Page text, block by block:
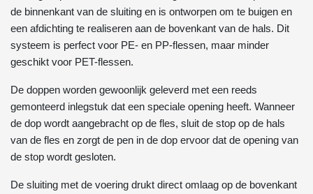
de binnenkant van de sluiting en is ontworpen om te buigen en
een afdichting te realiseren aan de bovenkant van de hals. Dit
systeem is perfect voor PE- en PP-flessen, maar minder
geschikt voor PET-flessen.
De doppen worden gewoonlijk geleverd met een reeds
gemonteerd inlegstuk dat een speciale opening heeft. Wanneer
de dop wordt aangebracht op de fles, sluit de stop op de hals
van de fles en zorgt de pen in de dop ervoor dat de opening van
de stop wordt gesloten.
De sluiting met de voering drukt direct omlaag op de bovenkant